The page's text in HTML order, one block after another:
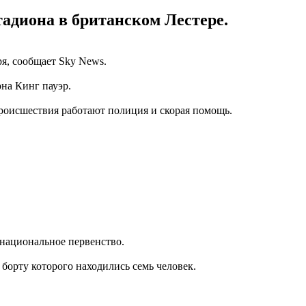
в британском Лестере.
сообщает Sky News.
Кинг пауэр.
работают полиция и скорая помощь.
первенство.
которого находились семь человек.